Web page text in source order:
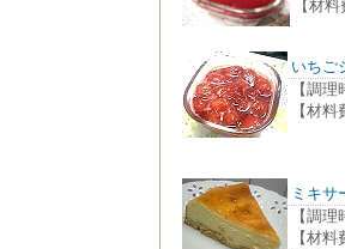
【材
いちご
【調
【材
ミキサ
【調
【材